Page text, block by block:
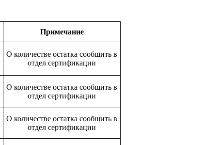
Примечание
О количестве остатка сообщить в
отдел сертификации
О количестве остатка сообщить в
отдел сертификации
О количестве остатка сообщить в
отдел сертификации